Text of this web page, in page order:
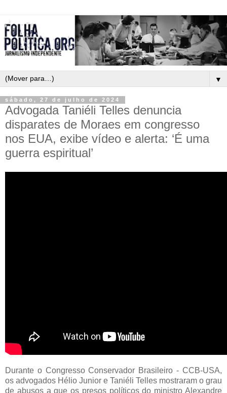
▼
sábado, 27 de julho de 2024
Advogada Taniéli Telles denuncia
disparates de Moraes em congresso
nos EUA, exibe vídeo e alerta: ‘É uma
guerra espiritual’
Durante o Congresso Conservador Brasileiro - CCB-USA,
os advogados Hélio Junior e Taniéli Telles mostraram o grau
de abusos a que os presos políticos do ministro Alexandre